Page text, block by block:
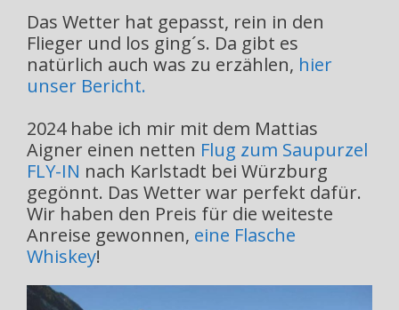
Das Wetter hat gepasst, rein in den
Flieger und los ging´s. Da gibt es
natürlich auch was zu erzählen, hier
unser Bericht.
2024 habe ich mir mit dem Mattias
Aigner einen netten Flug zum Saupurzel
FLY-IN nach Karlstadt bei Würzburg
gegönnt. Das Wetter war perfekt dafür.
Wir haben den Preis für die weiteste
Anreise gewonnen, eine Flasche
Whiskey!